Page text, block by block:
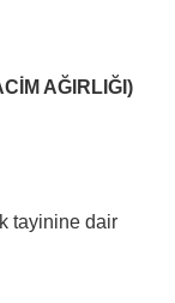
AĞIRLIĞI)
tayinine dair